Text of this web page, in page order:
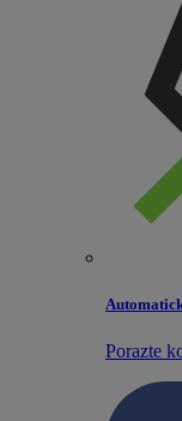
Porazte